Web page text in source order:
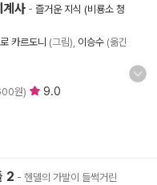
계사 - 즐거운 지식 (비룡소 청
카르도니 (그림), 이승수 (옮긴
원)
9.0
2 - 헨델의 가발이 들썩거린